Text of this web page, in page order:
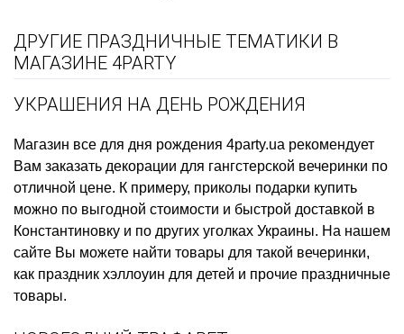
ДРУГИЕ ПРАЗДНИЧНЫЕ ТЕМАТИКИ В
МАГАЗИНЕ 4PARTY
УКРАШЕНИЯ НА ДЕНЬ РОЖДЕНИЯ
Магазин все для дня рождения 4party.ua рекомендует
Вам заказать декорации для гангстерской вечеринки по
отличной цене. К примеру, приколы подарки купить
можно по выгодной стоимости и быстрой доставкой в
Константиновку и по других уголках Украины. На нашем
сайте Вы можете найти товары для такой вечеринки,
как праздник хэллоуин для детей и прочие праздничные
товары.